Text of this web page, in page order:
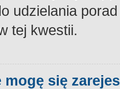
udzielania
tej kwestii.
mogę się